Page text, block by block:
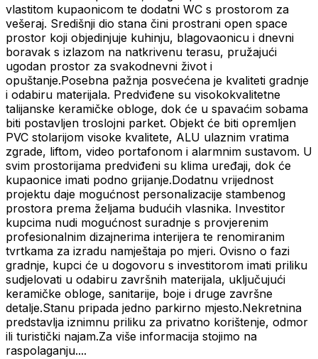
vlastitom kupaonicom te dodatni WC s prostorom za
vešeraj. Središnji dio stana čini prostrani open space
prostor koji objedinjuje kuhinju, blagovaonicu i dnevni
boravak s izlazom na natkrivenu terasu, pružajući
ugodan prostor za svakodnevni život i
opuštanje.Posebna pažnja posvećena je kvaliteti gradnje
i odabiru materijala. Predviđene su visokokvalitetne
talijanske keramičke obloge, dok će u spavaćim sobama
biti postavljen troslojni parket. Objekt će biti opremljen
PVC stolarijom visoke kvalitete, ALU ulaznim vratima
zgrade, liftom, video portafonom i alarmnim sustavom. U
svim prostorijama predviđeni su klima uređaji, dok će
kupaonice imati podno grijanje.Dodatnu vrijednost
projektu daje mogućnost personalizacije stambenog
prostora prema željama budućih vlasnika. Investitor
kupcima nudi mogućnost suradnje s provjerenim
profesionalnim dizajnerima interijera te renomiranim
tvrtkama za izradu namještaja po mjeri. Ovisno o fazi
gradnje, kupci će u dogovoru s investitorom imati priliku
sudjelovati u odabiru završnih materijala, uključujući
keramičke obloge, sanitarije, boje i druge završne
detalje.Stanu pripada jedno parkirno mjesto.Nekretnina
predstavlja iznimnu priliku za privatno korištenje, odmor
ili turistički najam.Za više informacija stojimo na
raspolaganju....